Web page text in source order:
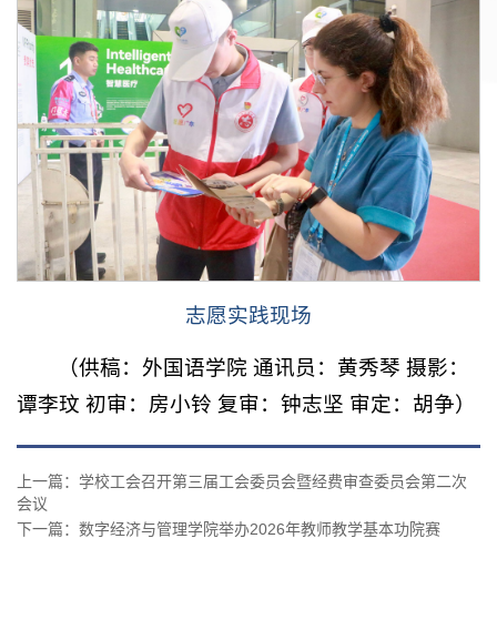
志愿实践现场
（供稿：外国语学院 通讯员：黄秀琴 摄影：
谭李玟 初审：房小铃 复审：钟志坚 审定：胡争）
上一篇：学校工会召开第三届工会委员会暨经费审查委员会第二次
会议
下一篇：数字经济与管理学院举办2026年教师教学基本功院赛